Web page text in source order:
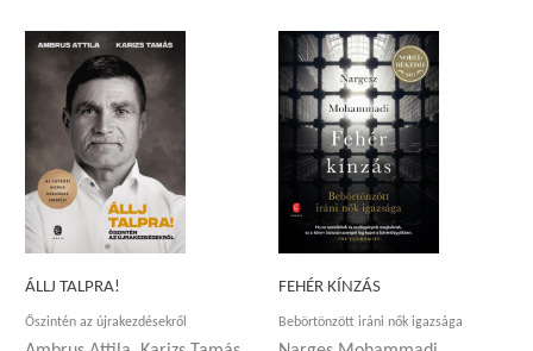
ÁLLJ TALPRA!
Őszintén az újrakezdésekről
FEHÉR KÍNZÁS
Bebörtönzött iráni nők igazsága